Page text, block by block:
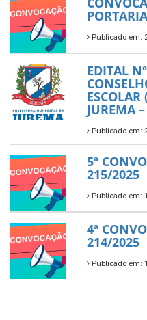
Publicado em:
EDITAL
JUREMA –
Publicado em:
5ª
215/2025
Publicado em:
4ª
214/2025
Publicado em: